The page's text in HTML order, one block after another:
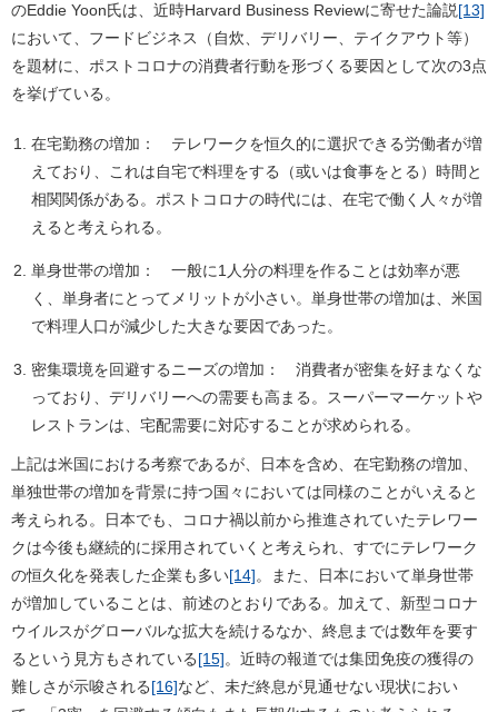
のEddie Yoon氏は、近時Harvard Business Reviewに寄せた論説[13]
において、フードビジネス（自炊、デリバリー、テイクアウト等）
を題材に、ポストコロナの消費者行動を形づくる要因として次の3点
を挙げている。
在宅勤務の増加： テレワークを恒久的に選択できる労働者が増
えており、これは自宅で料理をする（或いは食事をとる）時間と
相関関係がある。ポストコロナの時代には、在宅で働く人々が増
えると考えられる。
単身世帯の増加： 一般に1人分の料理を作ることは効率が悪
く、単身者にとってメリットが小さい。単身世帯の増加は、米国
で料理人口が減少した大きな要因であった。
密集環境を回避するニーズの増加： 消費者が密集を好まなくな
っており、デリバリーへの需要も高まる。スーパーマーケットや
レストランは、宅配需要に対応することが求められる。
上記は米国における考察であるが、日本を含め、在宅勤務の増加、
単独世帯の増加を背景に持つ国々においては同様のことがいえると
考えられる。日本でも、コロナ禍以前から推進されていたテレワー
クは今後も継続的に採用されていくと考えられ、すでにテレワーク
の恒久化を発表した企業も多い[14]。また、日本において単身世帯
が増加していることは、前述のとおりである。加えて、新型コロナ
ウイルスがグローバルな拡大を続けるなか、終息までは数年を要す
るという見方もされている[15]。近時の報道では集団免疫の獲得の
難しさが示唆される[16]など、未だ終息が見通せない現状におい